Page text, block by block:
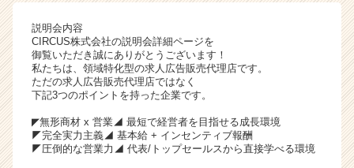
届
く
就
活
イ
ト
説明会内容
CIRCUS株式会社の説明会詳細ページを
御覧いただき誠にありがとうございます！
私たちは、領域特化型の求人広告販売代理店です。
ただの求人広告販売代理店ではなく
下記3つのポイントを持った企業です。
◤無形商材 x 営業◢ 最短で経営者を目指せる成長環境
◤完全実力主義◢ 基本給 + インセンティブ報酬
◤圧倒的な営業力◢ 代表/トップセールスから直接学べる環境